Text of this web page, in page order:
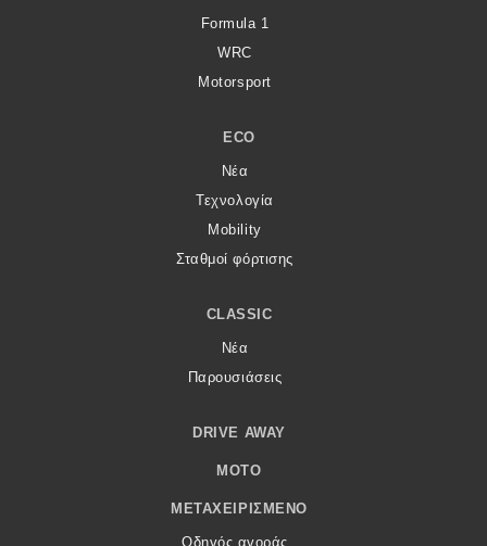
Formula 1
WRC
Motorsport
ECO
Νέα
Τεχνολογία
Mobility
Σταθμοί φόρτισης
CLASSIC
Νέα
Παρουσιάσεις
DRIVE AWAY
MOTO
ΜΕΤΑΧΕΙΡΙΣΜΈΝΟ
Οδηγός αγοράς